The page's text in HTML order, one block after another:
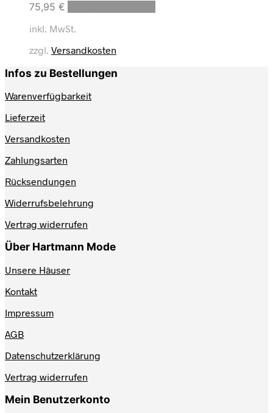
75,95 €
inkl. MwSt.
zzgl. Versandkosten
Infos zu Bestellungen
Warenverfügbarkeit
Lieferzeit
Versandkosten
Zahlungsarten
Rücksendungen
Widerrufsbelehrung
Vertrag widerrufen
Über Hartmann Mode
Unsere Häuser
Kontakt
Impressum
AGB
Datenschutzerklärung
Vertrag widerrufen
Mein Benutzerkonto